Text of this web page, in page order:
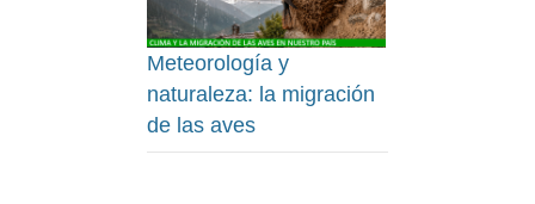
Meteorología y
naturaleza: la migración
de las aves